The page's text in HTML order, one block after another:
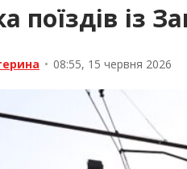
поїздів із
• 08:55, 15 червня 2026